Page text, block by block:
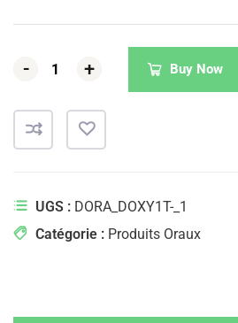
- +
- +
- + Buy Now
UGS : DORA_DOXY1T-_1
Catégorie : Produits Oraux